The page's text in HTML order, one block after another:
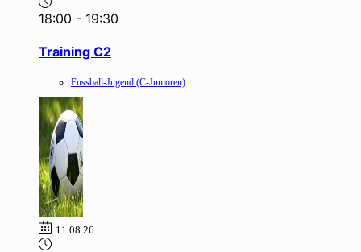
18:00 - 19:30
Training C2
Fussball-Jugend (C-Junioren)
11.08.26